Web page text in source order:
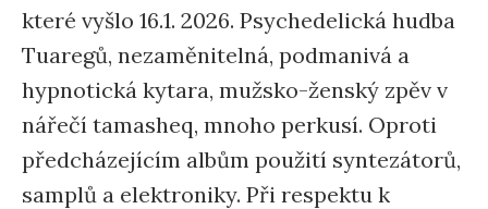
které vyšlo 16.1. 2026. Psychedelická hudba
Tuaregů, nezaměnitelná, podmanivá a
hypnotická kytara, mužsko-ženský zpěv v
nářečí tamasheq, mnoho perkusí. Oproti
předcházejícím albům použití syntezátorů,
samplů a elektroniky. Při respektu k